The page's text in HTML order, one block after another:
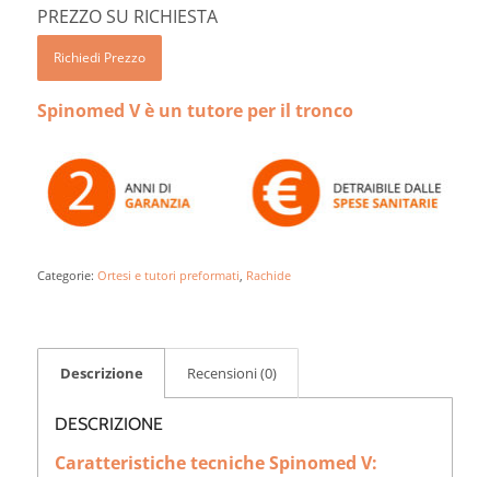
PREZZO SU RICHIESTA
Richiedi Prezzo
Spinomed V è un tutore per il tronco
Categorie: Ortesi e tutori preformati, Rachide
Descrizione Recensioni (0)
DESCRIZIONE
Caratteristiche tecniche Spinomed V: